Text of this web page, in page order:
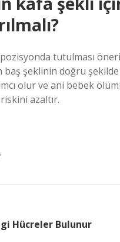
tutulması
baş şeklinin doğru şekilde
olur ve ani bebek
azaltır.
Hücreler Bulunur